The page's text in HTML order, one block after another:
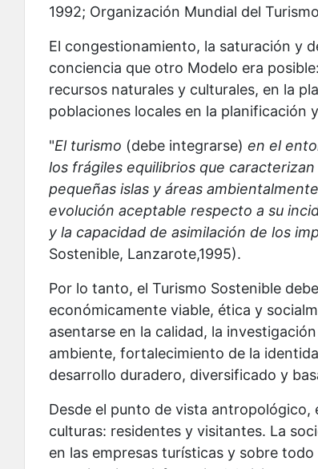
1992; Organización Mundial del
El congestionamiento, la saturación y
conciencia que otro Modelo era
recursos naturales y culturales, en la
poblaciones locales en la planificación
"El turismo (debe integrarse) en el
los frágiles equilibrios que
pequeñas islas y áreas
evolución aceptable respecto a su
y la capacidad de asimilación de los
Sostenible, Lanzarote,1995).
Por lo tanto, el Turismo Sostenible
económicamente viable, ética y
asentarse en la calidad, la
ambiente, fortalecimiento de la
desarrollo duradero, diversificado y
Desde el punto de vista antropológico,
culturas: residentes y visitantes. La
en las empresas turísticas y sobre